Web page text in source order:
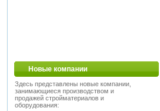
Новые компании
Здесь представлены новые компании,
занимающиеся производством и
продажей стройматериалов и
оборудования: